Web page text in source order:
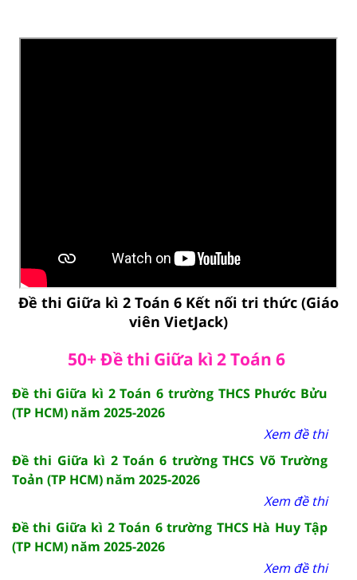
Đề thi Giữa kì 2 Toán 6 Kết nối tri thức (Giáo
viên VietJack)
50+ Đề thi Giữa kì 2 Toán 6
Đề thi Giữa kì 2 Toán 6 trường THCS Phước Bửu
(TP HCM) năm 2025-2026
Xem đề thi
Đề thi Giữa kì 2 Toán 6 trường THCS Võ Trường
Toản (TP HCM) năm 2025-2026
Xem đề thi
Đề thi Giữa kì 2 Toán 6 trường THCS Hà Huy Tập
(TP HCM) năm 2025-2026
Xem đề thi